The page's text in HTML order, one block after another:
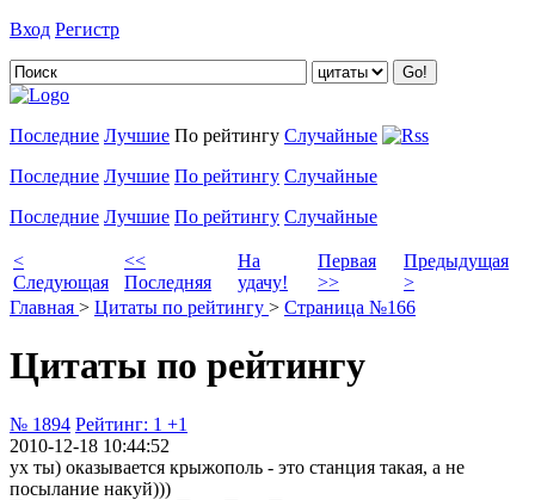
Вход Регистр
Последние Лучшие По рейтингу Случайные
Последние Лучшие По рейтингу Случайные
Последние Лучшие По рейтингу Случайные
<
Следующая
<<
Последняя
На
удачу!
Первая
>>
Предыдущая
>
Главная > Цитаты по рейтингу > Страница №166
Цитаты по рейтингу
№ 1894 Рейтинг: 1 +1
2010-12-18 10:44:52
ух ты) оказывается крыжополь - это станция такая, а не
посылание накуй)))